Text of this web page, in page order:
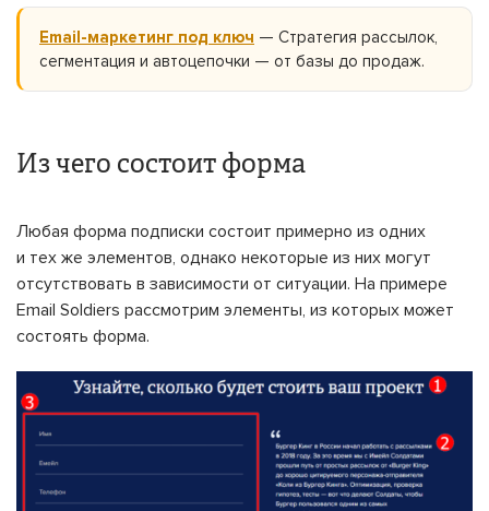
Email-маркетинг под ключ — Стратегия рассылок,
сегментация и автоцепочки — от базы до продаж.
Из чего состоит форма
Любая форма подписки состоит примерно из одних
и тех же элементов, однако некоторые из них могут
отсутствовать в зависимости от ситуации. На примере
Email Soldiers рассмотрим элементы, из которых может
состоять форма.